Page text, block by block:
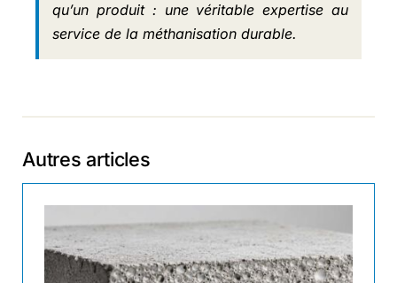
qu’un produit : une véritable expertise au
service de la méthanisation durable.
Autres articles